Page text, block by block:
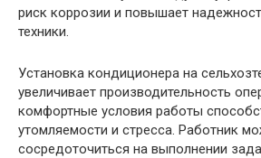
риск коррозии и повышает
техники.
Установка кондиционера на
увеличивает производительность
комфортные условия работы
утомляемости и стресса. Работник
сосредоточиться на выполнении